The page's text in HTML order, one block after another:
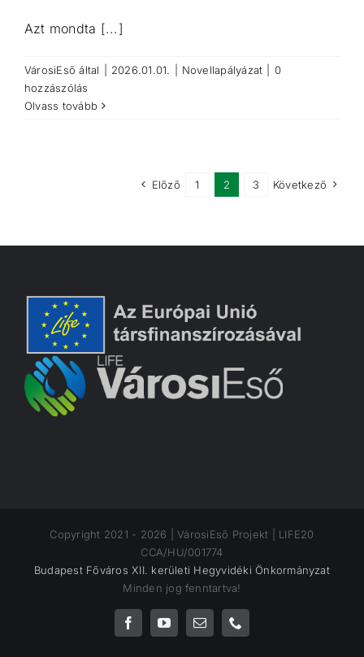
Azt mondta [...]
VárosiEső által 2026.01.01. Novellapályázat
0
hozzászólás
Olvass tovább
Előző 1 2 3 Következő
Copyright 2021 - 2026 | VárosiEső Projekt | LIFE20
CCA/HU/001774
Budapest Főváros XII. kerületi Hegyvidéki Önkormányzat
Minden jog fenntartva!
FacebookYouTubeEmail:Phone